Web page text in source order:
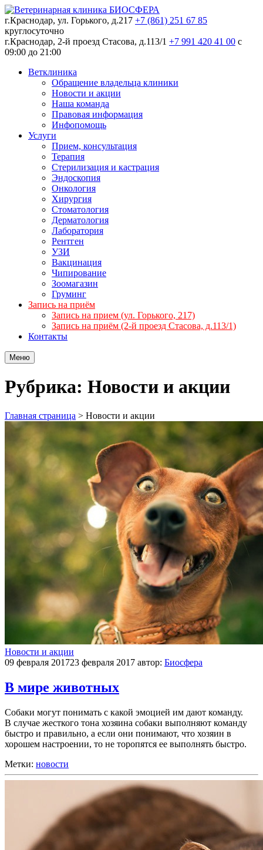
г.Краснодар, ул. Горького, д.217 +7 (861) 251 67 85
круглосуточно
г.Краснодар, 2-й проезд Стасова, д.113/1 +7 991 420 41 00 c
09:00 до 21:00
Ветклиника
Обращение владельца клиники
Новости и акции
Наша команда
Правовая информация
Инфопомощь
Услуги
Прием, консультация
Терапия
Стерилизация и кастрация
Эндоскопия
Онкология
Хирургия
Стоматология
Дерматология
Лаборатория
Рентген
УЗИ
Вакцинация
Чипирование
Зоомагазин
Груминг
Запись на приём
Запись на прием (ул. Горького, 217)
Запись на приём (2-й проезд Стасова, д.113/1)
Контакты
Меню
Рубрика: Новости и акции
Главная страница > Новости и акции
Новости и акции
09 февраля 201723 февраля 2017 автор: Биосфера
В мире животных
Собаки могут понимать с какой эмоцией им дают команду.
В случае жесткого тона хозяина собаки выполняют команду
быстро и правильно, а если они понимают, что хозяин в
хорошем настроении, то не торопятся ее выполнять быстро.
Метки: новости